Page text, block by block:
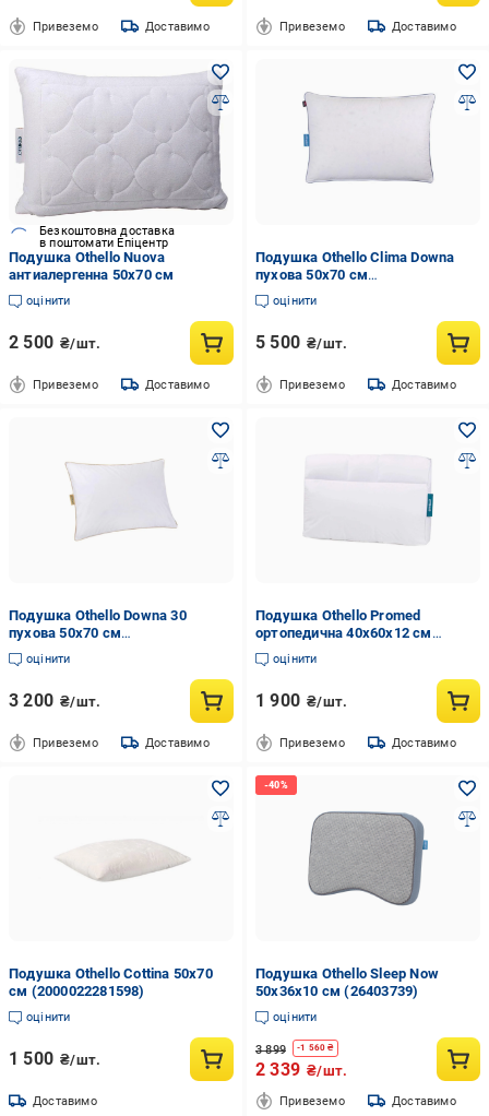
Привеземо Доставимо Привеземо Доставимо
Безкоштовна доставка
в поштомати Епіцентр
Подушка Othello Nuova
антиалергенна 50х70 см
оцінити
2 500 ₴/шт.
Привеземо Доставимо
Подушка Othello Clima Downa
пухова 50x70 см
(2000022282605)
оцінити
5 500 ₴/шт.
Привеземо Доставимо
Подушка Othello Downa 30
пухова 50x70 см
(2000022282597)
оцінити
3 200 ₴/шт.
Привеземо Доставимо
Подушка Othello Promed
ортопедична 40x60x12 см
(2000022283064)
оцінити
1 900 ₴/шт.
Привеземо Доставимо
Подушка Othello Cottina 50х70
см (2000022281598)
оцінити
1 500 ₴/шт.
Доставимо
Подушка Othello Sleep Now
50х36х10 см (26403739)
оцінити
3 899 -1 560 ₴
2 339 ₴/шт.
Привеземо Доставимо